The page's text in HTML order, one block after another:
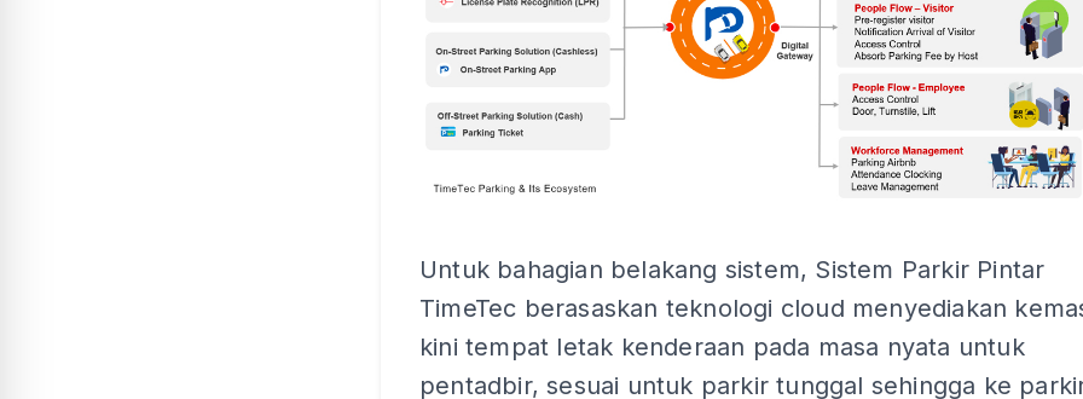
Untuk bahagian belakang sistem, Sistem Parkir Pintar
TimeTec berasaskan teknologi cloud menyediakan
kini tempat letak kenderaan pada masa nyata untuk
pentadbir, sesuai untuk parkir tunggal sehingga ke